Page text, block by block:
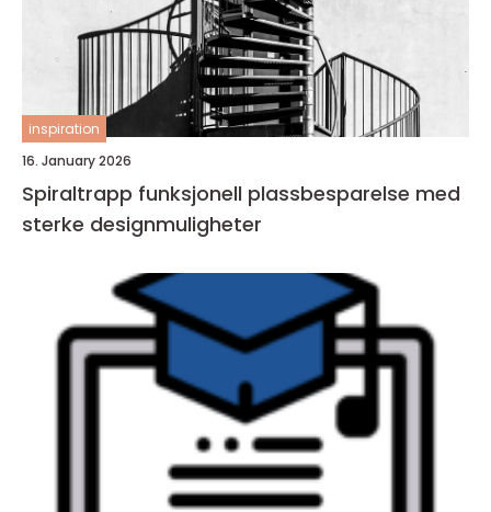
inspiration
16. January 2026
Spiraltrapp funksjonell plassbesparelse med
sterke designmuligheter